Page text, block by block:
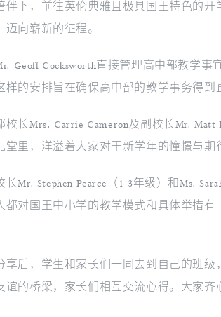
伴下，前往英伦典雅且极具国王特色的
迈向崭新的征程。
Geoff Cocksworth直接管理高中部教学
样的安排旨在确保高中部的教学事务得
校长Mrs. Carrie Cameron及副校长Mr.
堂里，洋溢着大家对于新学年的憧憬与期
长Mr. Stephen Pearce（1-3年级）和Ms.
都对国王中小学的教学模式和具体举措
享后，学生和家长们一同去到自己的班
谊的桥梁，家长们相互交流心得。大家